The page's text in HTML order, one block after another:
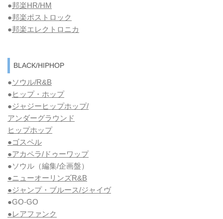
●邦楽HR/HM
●邦楽ポストロック
●邦楽エレクトロニカ
BLACK/HIPHOP
●ソウル/R&B
● ヒップ・ホップ
●ジャジーヒップホップ/
アンダーグラウンド
ヒップホップ
●ゴスペル
●アカペラ/ドゥーワップ
●ソウル （編集/企画盤）
●ニューオーリンズR&B
●ジャンプ・ブルース/ジャイヴ
●GO-GO
●レアファンク